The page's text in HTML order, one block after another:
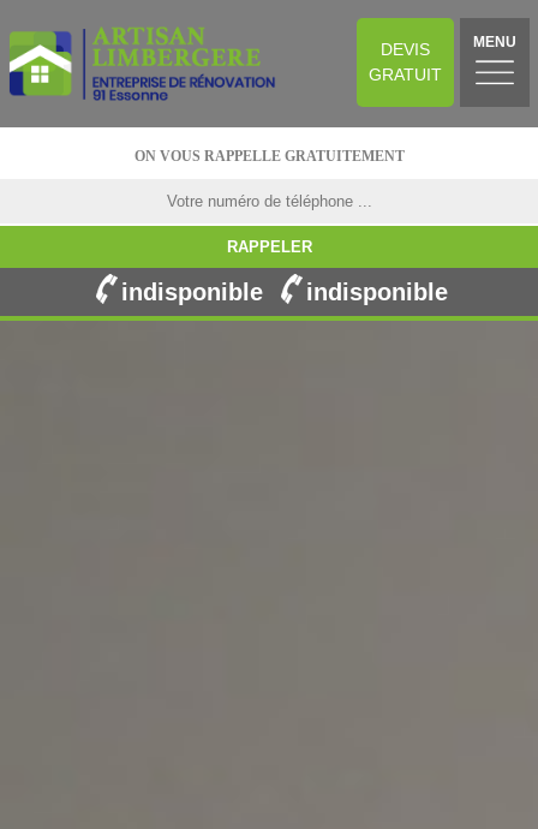
DEVIS
GRATUIT
MENU
ON VOUS RAPPELLE GRATUITEMENT
indisponible indisponible